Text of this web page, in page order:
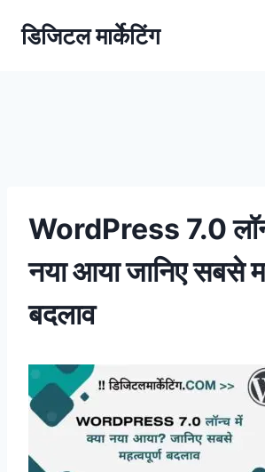
डिजिटल मार्केटिंग
WordPress 7.0
नया आया जानिए सबसे
बदलाव